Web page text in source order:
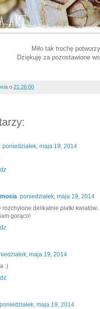
Miło tak trochę
Dziękuję za pozostawione
o 21:26:00
poniedziałek, maja 19, 2014
poniedziałek, maja 19, 2014
rozchylone delikatnie płatki
gorąco!
maja 19, 2014
:)
poniedziałek, maja 19, 2014